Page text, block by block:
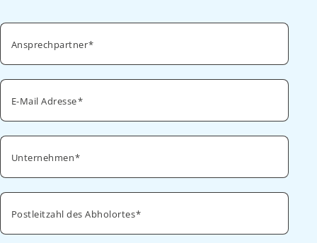
Ansprechpartner
E-Mail Adresse
Unternehmen
Postleitzahl des Abholortes